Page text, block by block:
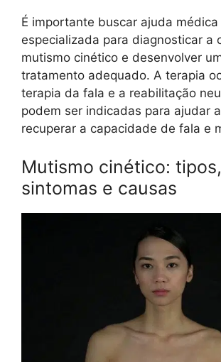
É importante buscar ajuda médica
especializada para diagnosticar a
mutismo cinético e desenvolver
tratamento adequado. A terapia
terapia da fala e a reabilitação
podem ser indicadas para ajudar
recuperar a capacidade de fala e
Mutismo cinético: tipos,
sintomas e causas